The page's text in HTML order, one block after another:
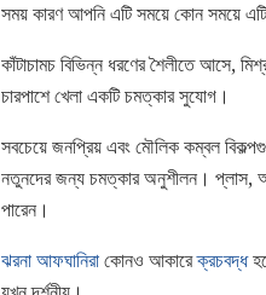
সময় কারণ আপনি এটি সময়ে কোন সময়ে
কাঁটাচামচ বিভিন্ন ধরণের শৈলীতে আসে,
চারপাশে খেলা একটি চমত্কার সুযোগ।
সবচেয়ে জনপ্রিয় এবং মৌলিক কম্বল
নতুনদের জন্য চমত্কার অনুশীলন। প্লাস,
পারেন।
ঝরনা আফঘানিরা কোনও আকারেক্রচবদ্ধ